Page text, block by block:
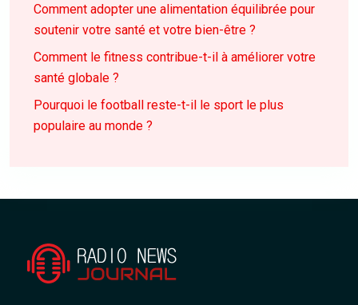
Comment adopter une alimentation équilibrée pour
soutenir votre santé et votre bien-être ?
Comment le fitness contribue-t-il à améliorer votre
santé globale ?
Pourquoi le football reste-t-il le sport le plus
populaire au monde ?